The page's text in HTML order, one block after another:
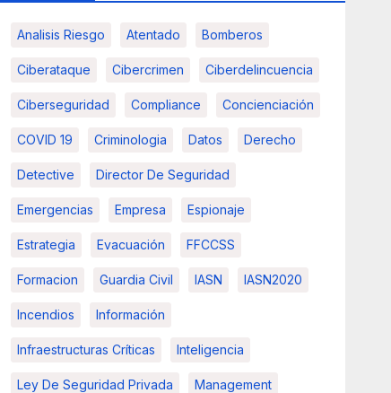
Analisis Riesgo Atentado Bomberos
Ciberataque Cibercrimen Ciberdelincuencia
Ciberseguridad Compliance Concienciación
COVID 19 Criminologia Datos Derecho
Detective Director De Seguridad
Emergencias Empresa Espionaje
Estrategia Evacuación FFCCSS
Formacion Guardia Civil IASN IASN2020
Incendios Información
Infraestructuras Críticas Inteligencia
Ley De Seguridad Privada Management